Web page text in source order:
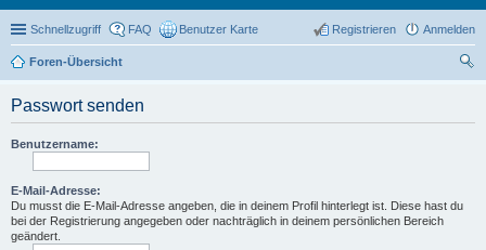
Schnellzugriff FAQ Benutzer Karte Anmelden
Registrieren
Foren-Übersicht
Passwort senden
Benutzername:
E-Mail-Adresse:
Du musst die E-Mail-Adresse angeben, die in deinem Profil hinterlegt ist. Diese hast du
bei der Registrierung angegeben oder nachträglich in deinem persönlichen Bereich
geändert.